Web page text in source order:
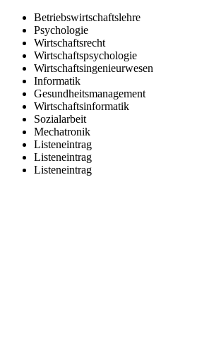
Betriebswirtschaftslehre
Psychologie
Wirtschaftsrecht
Wirtschaftspsychologie
Wirtschaftsingenieurwesen
Informatik
Gesundheitsmanagement
Wirtschaftsinformatik
Sozialarbeit
Mechatronik
Listeneintrag
Listeneintrag
Listeneintrag